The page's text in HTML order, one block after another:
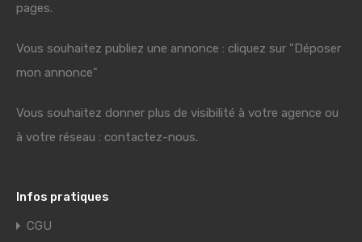
pages.
Vous souhaitez publiez une annonce : cliquez sur "Déposer
mon annonce"
Vous souhaitez donner plus de visibilité à votre agence ou
à votre réseau : contactez-nous.
Infos pratiques
CGU